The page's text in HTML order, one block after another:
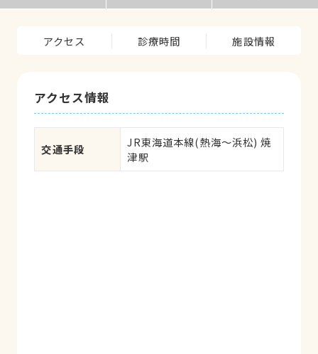
アクセス 診療時間 施設情報
アクセス情報
交通手段
JR東海道本線(熱海～浜松) 焼
津駅